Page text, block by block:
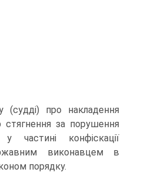
(судді) про накладення
стягнення за порушення
частині конфіскації
виконавцем в
порядку.